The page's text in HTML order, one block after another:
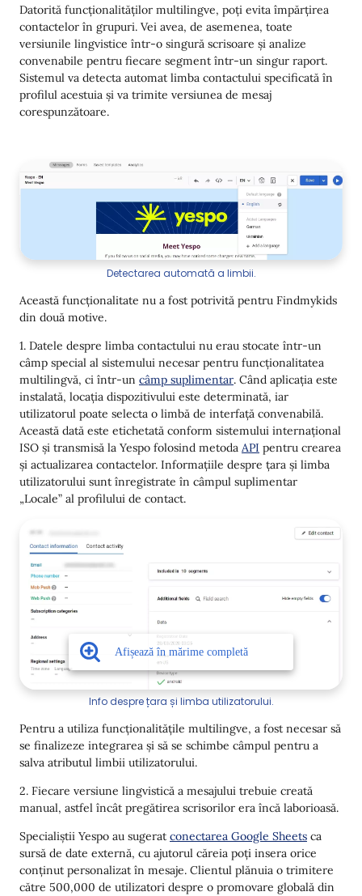
Datorită funcționalităților multilingve, poți evita împărțirea
contactelor în grupuri. Vei avea, de asemenea, toate
versiunile lingvistice într-o singură scrisoare și analize
convenabile pentru fiecare segment într-un singur raport.
Sistemul va detecta automat limba contactului specificată în
profilul acestuia și va trimite versiunea de mesaj
corespunzătoare.
Detectarea automată a limbii.
Această funcționalitate nu a fost potrivită pentru Findmykids
din două motive.
1. Datele despre limba contactului nu erau stocate într-un
câmp special al sistemului necesar pentru funcționalitatea
multilingvă, ci într-un câmp suplimentar. Când aplicația este
instalată, locația dispozitivului este determinată, iar
utilizatorul poate selecta o limbă de interfață convenabilă.
Această dată este etichetată conform sistemului internațional
ISO și transmisă la Yespo folosind metoda API pentru crearea
și actualizarea contactelor. Informațiile despre țara și limba
utilizatorului sunt înregistrate în câmpul suplimentar
„Locale” al profilului de contact.
Info despre țara și limba utilizatorului.
Pentru a utiliza funcționalitățile multilingve, a fost necesar să
se finalizeze integrarea și să se schimbe câmpul pentru a
salva atributul limbii utilizatorului.
2. Fiecare versiune lingvistică a mesajului trebuie creată
manual, astfel încât pregătirea scrisorilor era încă laborioasă.
Specialiștii Yespo au sugerat conectarea Google Sheets ca
sursă de date externă, cu ajutorul căreia poți insera orice
conținut personalizat în mesaje. Clientul plănuia o trimitere
către 500,000 de utilizatori despre o promovare globală din